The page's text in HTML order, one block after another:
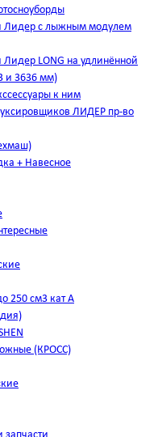
Лидер с лыжным модулем
LONG на удлинённой
и 3636 мм)
к ним
ЛИДЕР пр-во
+ Навесное
250 см3 кат А
(КРОСС)